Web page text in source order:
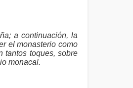
a continuación, la
el monasterio como
tantos toques, sobre
monacal.